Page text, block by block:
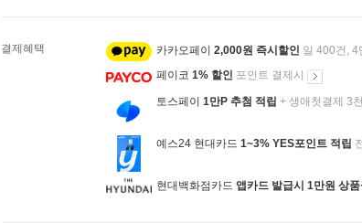
결제혜택 카카오페이 2,000원 즉시할인 일 400건, 4
페이코 1% 할인 포인트 결제시
토스페이 1만P 추첨 적립 + 생애첫결제 3
예스24 현대카드 1~3% YES포인트 적립
현대백화점카드 앱카드 발급시 1만원 상품